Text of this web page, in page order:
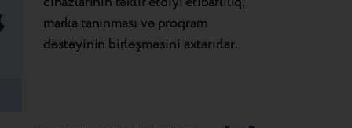
marka tanınması və proqram
dəstəyinin birləşməsini axtarırlar.